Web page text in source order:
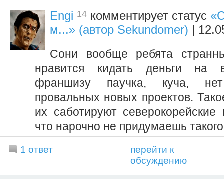
Engi 14 комментирует статус
м...» (автор Sekundomer) |
Сони вообще ребята
нравится кидать деньги на
франшизу паучка, куча,
провальных новых проектов.
их саботируют
что нарочно не придумаешь
1 ответ
перейти к
обсуждению